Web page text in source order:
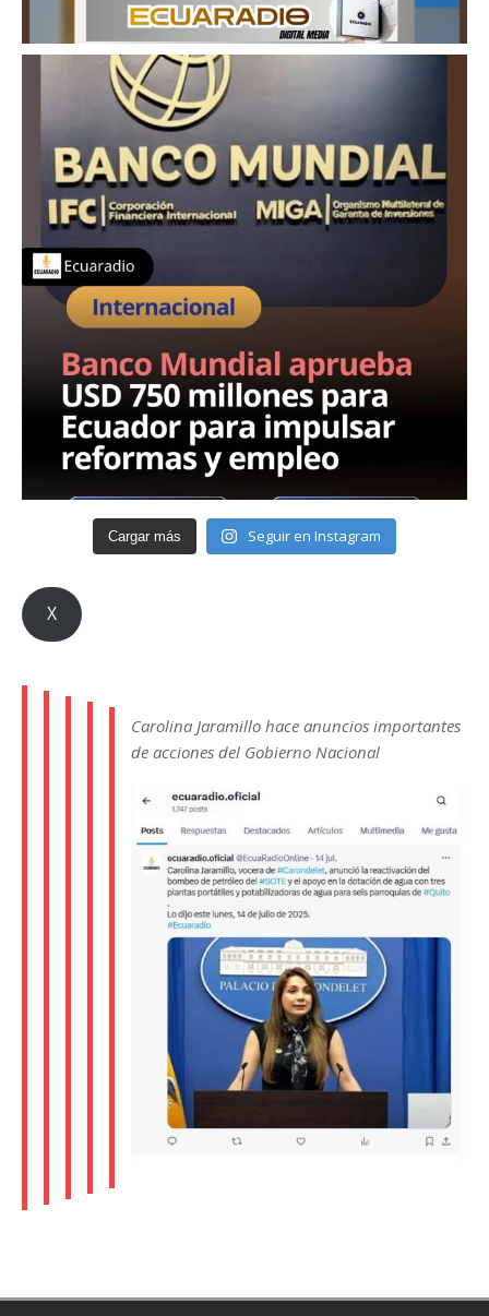
Cargar más Seguir en Instagram
X
Carolina Jaramillo hace anuncios importantes
de acciones del Gobierno Nacional